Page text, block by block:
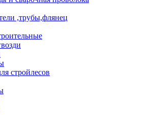
,трубы,флянец
стройлесов